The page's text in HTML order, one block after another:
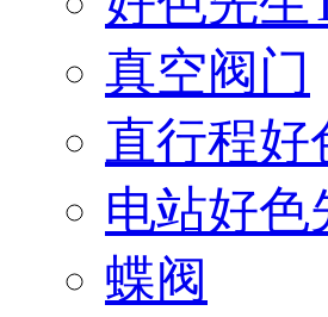
真空阀门
直行程好
电站好色
蝶阀